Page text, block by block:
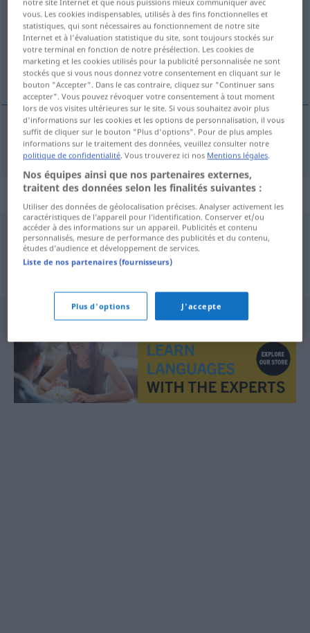
Vue d'ensemble de toutes les traductions
(Pour plus d'informations, cliquez sur/touchez la traduction)
mass-produced article
mass-produced (odbulk)article Massenartikel
Synonymes de "Massenartikel"
Dutzendware,Massenware
vous. Les cookies indispensables, utilisés à des fins fonctionnelles et
statistiques, qui sont nécessaires au fonctionnement de notre site
Internet et à l'évaluation statistique du site, sont toujours stockés sur
votre terminal en fonction de notre présélection. Les cookies de
marketing et les cookies utilisés pour la publicité personnalisée ne sont
stockés que si vous nous donnez votre consentement en cliquant sur le
bouton "Accepter". Dans le cas contraire, cliquez sur "Continuer sans
accepter". Vous pouvez révoquer votre consentement à tout moment
lors de vos visites ultérieures sur le site. Si vous souhaitez avoir plus
d'informations sur les cookies et les options de personnalisation, il vous
suffit de cliquer sur le bouton "Plus d'options". Pour de plus amples
informations sur le traitement des données, veuillez consulter notre
politique de confidentialité . Vous trouverez ici nos Mentions légales
Nos équipes ainsi que nos partenaires externes,
traitent des données selon les finalités suivantes :
Utiliser des données de géolocalisation précises. Analyser activement les
caractéristiques de l’appareil pour l’identification. Conserver et/ou
accéder à des informations sur un appareil. Publicités et contenu
personnalisés, mesure de performance des publicités et du contenu,
études d’audience et développement de services.
Liste de nos partenaires (fournisseurs)
Plus d'options J'accepte